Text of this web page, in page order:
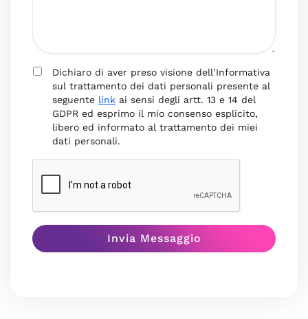
Dichiaro di aver preso visione dell’Informativa
sul trattamento dei dati personali presente al
seguente link ai sensi degli artt. 13 e 14 del
GDPR ed esprimo il mio consenso esplicito,
libero ed informato al trattamento dei miei
dati personali.